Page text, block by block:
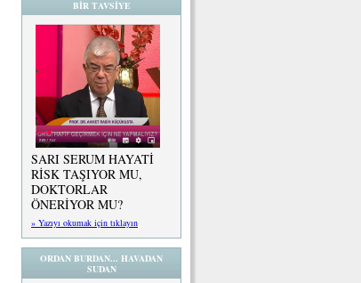
BİR TAVSİYE
SARI SERUM HAYATİ
RİSK TAŞIYOR MU,
DOKTORLAR
ÖNERİYOR MU?
» Yazıyı okumak için tıklayın
ORDAN BURDAN... HAVADAN
SUDAN